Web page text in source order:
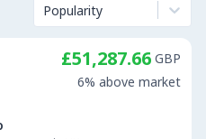
Popularity
£51,287.66 GBP
6% above market